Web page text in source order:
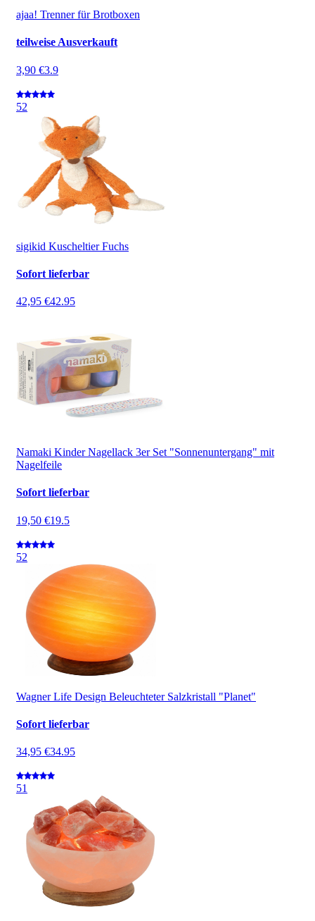
ajaa! Trenner für Brotboxen
teilweise Ausverkauft
3,90 €3.9
52
sigikid Kuscheltier Fuchs
Sofort lieferbar
42,95 €42.95
Namaki Kinder Nagellack 3er Set "Sonnenuntergang" mit
Nagelfeile
Sofort lieferbar
19,50 €19.5
52
Wagner Life Design Beleuchteter Salzkristall "Planet"
Sofort lieferbar
34,95 €34.95
51